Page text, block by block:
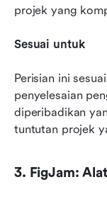
projek yang
Sesuai untuk
Perisian ini
penyelesaian
diperibadikan
tuntutan projek
3. FigJam: